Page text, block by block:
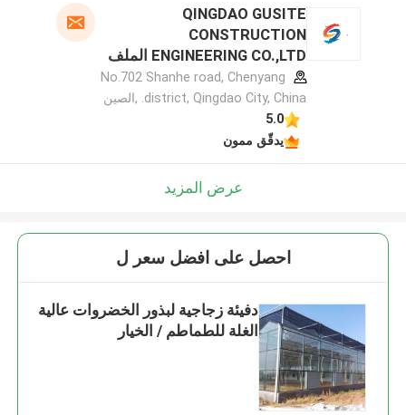
QINGDAO GUSITE
CONSTRUCTION
ENGINEERING CO.,LTD الملف
الشركة المصنعة
No.702 Shanhe road, Chenyang
district, Qingdao City, China. ,الصين
5.0
يدقّق ممون
عرض المزيد
احصل على افضل سعر ل
دفيئة زجاجية لبذور الخضروات عالية
الغلة للطماطم / الخيار